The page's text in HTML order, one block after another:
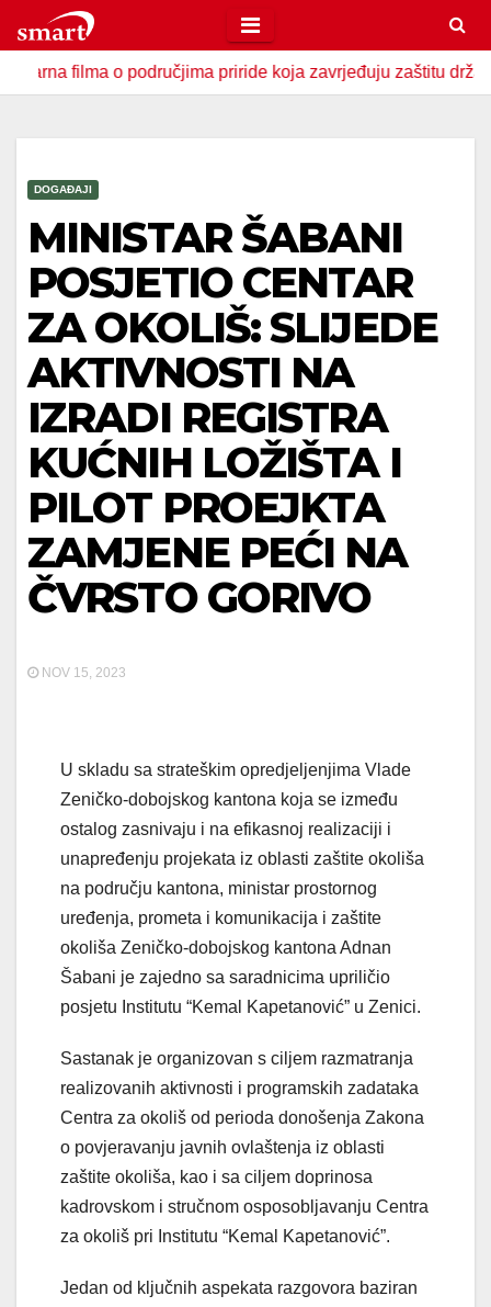
to
contento područjima priride koja zavrjeđuju zaštitu države
DOGAĐAJI
MINISTAR ŠABANI
POSJETIO CENTAR
ZA OKOLIŠ: SLIJEDE
AKTIVNOSTI NA
IZRADI REGISTRA
KUĆNIH LOŽIŠTA I
PILOT PROEJKTA
ZAMJENE PEĆI NA
ČVRSTO GORIVO
NOV 15, 2023
U skladu sa strateškim opredjeljenjima Vlade
Zeničko-dobojskog kantona koja se između
ostalog zasnivaju i na efikasnoj realizaciji i
unapređenju projekata iz oblasti zaštite okoliša
na području kantona, ministar prostornog
uređenja, prometa i komunikacija i zaštite
okoliša Zeničko-dobojskog kantona Adnan
Šabani je zajedno sa saradnicima upriličio
posjetu Institutu “Kemal Kapetanović” u Zenici.
Sastanak je organizovan s ciljem razmatranja
realizovanih aktivnosti i programskih zadataka
Centra za okoliš od perioda donošenja Zakona
o povjeravanju javnih ovlaštenja iz oblasti
zaštite okoliša, kao i sa ciljem doprinosa
kadrovskom i stručnom osposobljavanju Centra
za okoliš pri Institutu “Kemal Kapetanović”.
Jedan od ključnih aspekata razgovora baziran